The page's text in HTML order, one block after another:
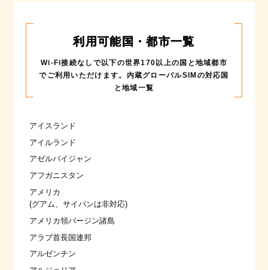
利用可能国・都市一覧
Wi-Fi接続なしで以下の世界170以上の国と地域都市
でご利用いただけます。
内蔵グローバルSIMの対応国
と地域一覧
アイスランド
アイルランド
アゼルバイジャン
アフガニスタン
アメリカ
(グアム、サイパンは非対応)
アメリカ領バージン諸島
アラブ首長国連邦
アルゼンチン